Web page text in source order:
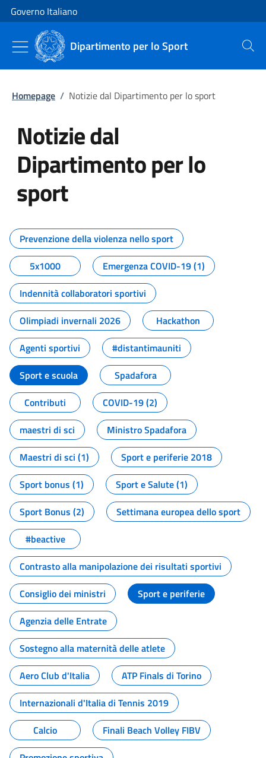
Vai al contenuto
Vai alla navigazione del sito
Governo Italiano
Dipartimento per lo Sport Cerca
Homepage / Notizie dal Dipartimento per lo sport
Notizie dal
Dipartimento per lo
sport
Tutti i contenuti della pagina
Prevenzione della violenza nello sport
5x1000
Emergenza COVID-19 (1)
Indennità collaboratori sportivi
Olimpiadi invernali 2026
Hackathon
Agenti sportivi
#distantimauniti
Sport e scuola
Spadafora
Contributi
COVID-19 (2)
maestri di sci
Ministro Spadafora
Maestri di sci (1)
Sport e periferie 2018
Sport bonus (1)
Sport e Salute (1)
Sport Bonus (2)
Settimana europea dello sport
#beactive
Contrasto alla manipolazione dei risultati sportivi
Consiglio dei ministri
Sport e periferie
Agenzia delle Entrate
Sostegno alla maternità delle atlete
Aero Club d'Italia
ATP Finals di Torino
Internazionali d'Italia di Tennis 2019
Calcio
Finali Beach Volley FIBV